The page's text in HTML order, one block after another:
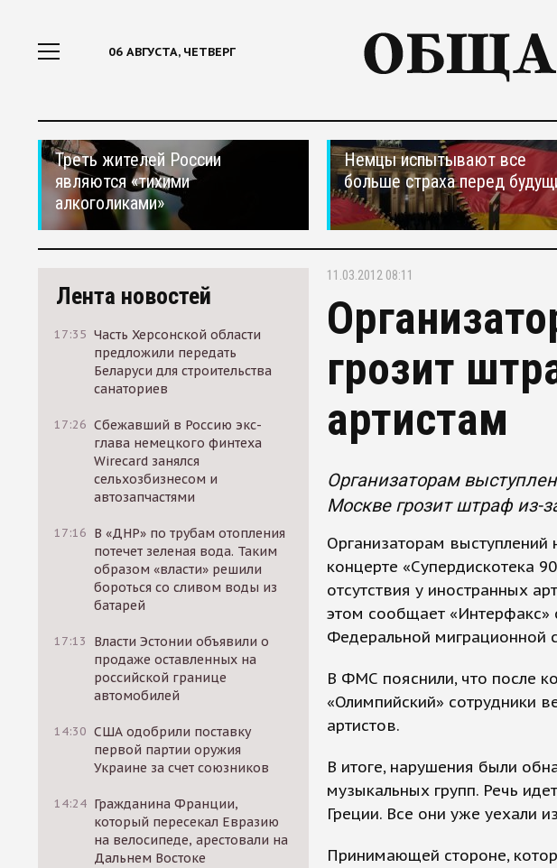
06 АВГУСТА, ЧЕТВЕРГ
Треть жителей России
являются «тихими
алкоголиками»
Немцы испытывают все
больше страха перед
Лента новостей
17:35 Часть Херсонской области
предложили передать
Беларуси для строительства
санаториев
17:26 Сбежавший в Россию экс-
глава немецкого финтеха
Wirecard занялся
сельхозбизнесом и
автозапчастями
17:16 В «ДНР» по трубам отопления
потечет зеленая вода. Таким
образом «власти» решили
бороться со сливом воды из
батарей
17:13
Власти Эстонии объявили о
продаже оставленных на
российской границе
автомобилей
14:30 США одобрили поставку
первой партии оружия
Украине за счет союзников
14:24 Гражданина Франции,
который пересекал Евразию
на велосипеде, арестовали на
Дальнем Востоке
11.03.2012 08:11
грозит
артистам
Организаторам
Москве грозит штраф из-
Организаторам
концерте «Супердискотека
отсутствия у иностранных
этом сообщает «Интерфакс»
Федеральной миграционной
В ФМС пояснили, что после
«Олимпийский» сотрудники
артистов.
В итоге, нарушения были
музыкальных групп. Речь
Греции. Все они уже уехали
Принимающей стороне,